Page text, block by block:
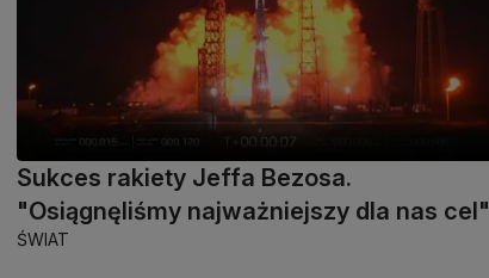
Sukces rakiety Jeffa Bezosa.
"Osiągnęliśmy najważniejszy dla nas cel"
ŚWIAT